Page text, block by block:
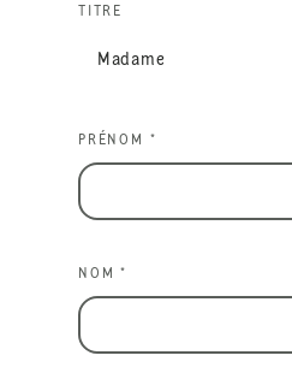
TITRE
PRÉNOM *
NOM *